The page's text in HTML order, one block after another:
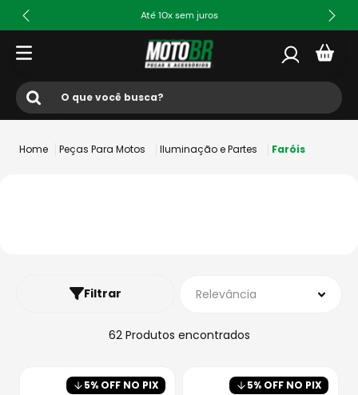
Até 10x sem juros
O que você busca?
jaqueta
capacete aberto
Peças Para Motos Iluminação e Partes Faróis
Filtrar Relevância
62 Produtos
5% OFF NO PIX 5% OFF NO PIX